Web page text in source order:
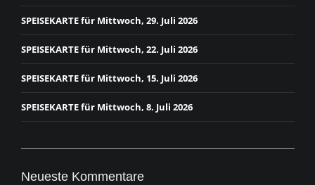
SPEISEKARTE für Mittwoch, 29. Juli 2026
SPEISEKARTE für Mittwoch, 22. Juli 2026
SPEISEKARTE für Mittwoch, 15. Juli 2026
SPEISEKARTE für Mittwoch, 8. Juli 2026
Neueste Kommentare